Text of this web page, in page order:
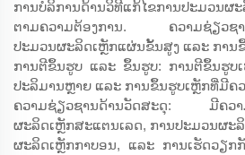
ການບໍລິການດ້ານວິທີແກ້ໄຂການປະມວນຜ
ຕາມຄວາມຕ້ອງການ. ຄວາມຊ່ຽວຊານ
ປະມວນຜະລິດເຫຼັກແຜ່ນຂັ້ນສູງ ແລະ ການ
ການຕີຂຶ້ນຮູບ ແລະ ຂຶ້ນຮູບ: ການຕີຂຶ້ນຮູບ
ປະລິມານຫຼາຍ ແລະ ການຂຶ້ນຮູບເຫຼັກທີ່ມີຄ
ຄວາມຊ່ຽວຊານດ້ານວັດສະດຸ: ມີຄວາມ
ຜະລິດເຫຼັກສະແຕນເລດ, ການປະມວນຜະ
ຜະລິດເຫຼັກກາບອນ, ແລະ ການເຮັດວຽກ